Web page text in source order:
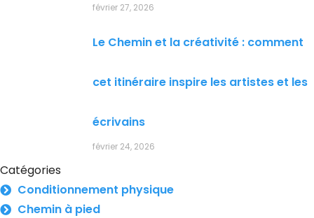
février 27, 2026
Le Chemin et la créativité : comment
cet itinéraire inspire les artistes et les
écrivains
février 24, 2026
Catégories
Conditionnement physique
Chemin à pied